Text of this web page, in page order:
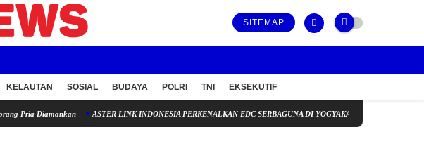
SITEMAP
KELAUTAN SOSIAL BUDAYA POLRI TNI EKSEKUTIF
ASTER LINK INDONESIA PERKENALKAN EDC SERBAGUNA DI YOGYAKARTA, BUKA PELUANG USAHA